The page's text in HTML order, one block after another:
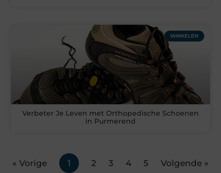
WINKELEN
Verbeter Je Leven met Orthopedische Schoenen
in Purmerend
« Vorige 1 2 3 4 5 Volgende »